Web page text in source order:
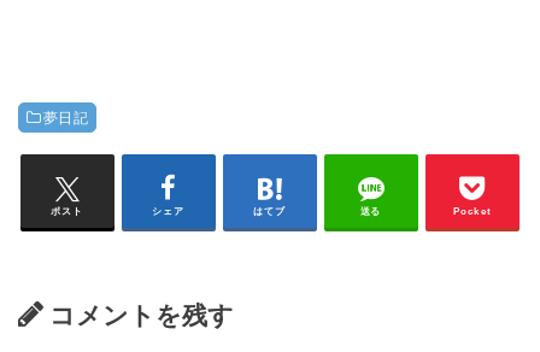
夢日記
ポスト シェア はてブ 送る Pocket
コメントを残す